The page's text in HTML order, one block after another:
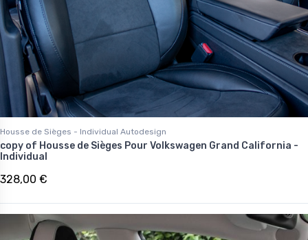
Housse de Sièges - Individual Autodesign
copy of Housse de Sièges Pour Volkswagen Grand California -
Individual
328,00 €